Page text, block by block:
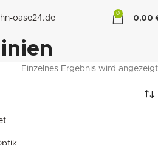
0
0,00
Einzelnes Ergebnis wird angezeigt